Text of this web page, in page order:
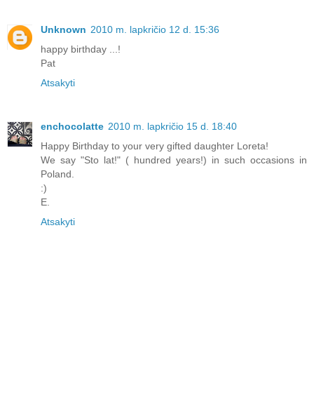
Unknown 2010 m. lapkričio 12 d. 15:36
happy birthday ...!
Pat
Atsakyti
enchocolatte 2010 m. lapkričio 15 d. 18:40
Happy Birthday to your very gifted daughter Loreta!
We say "Sto lat!" ( hundred years!) in such occasions in
Poland.
:)
E.
Atsakyti